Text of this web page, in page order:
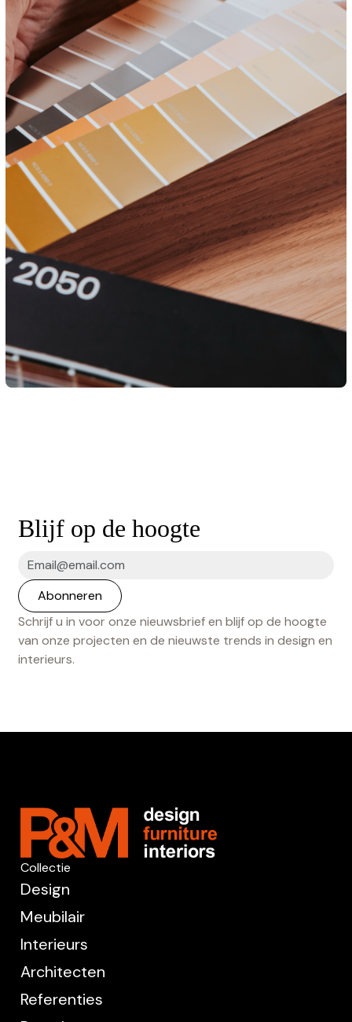
Blijf op de hoogte
Schrijf u in voor onze nieuwsbrief en blijf op de hoogte
van onze projecten en de nieuwste trends in design en
interieurs.
Collectie
Design
Meubilair
Interieurs
Architecten
Referenties